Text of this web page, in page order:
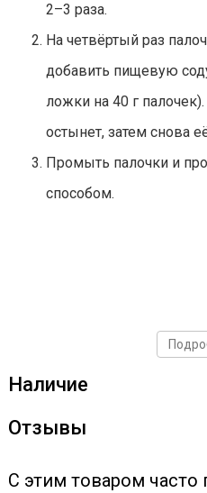
2–3 раза.
На четвёртый раз
добавить пищевую
ложки на 40 г
остынет, затем снова
Промыть палочки и
способом.
Наличие
Отзывы
С этим товаром часто